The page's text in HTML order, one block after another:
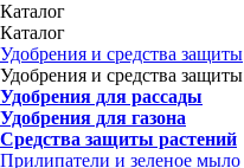
Каталог
Каталог
Удобрения и средства защиты
Удобрения и средства защиты
Удобрения для рассады
Удобрения для газона
Средства защиты растений
Прилипатели и зеленое мыло